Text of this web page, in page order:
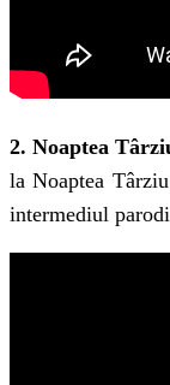
2. Noaptea
la Noaptea
intermediul